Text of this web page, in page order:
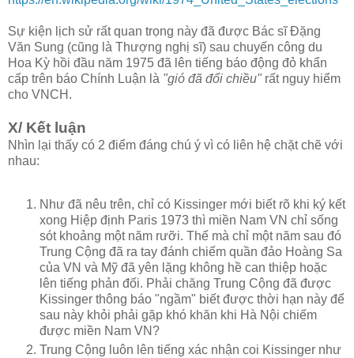
Sự kiện lịch sử rất quan trọng này đã được Bác sĩ Đặng
Văn Sung (cũng là Thượng nghị sĩ) sau chuyến công du
Hoa Kỳ hồi đầu năm 1975 đã lên tiếng báo động đỏ khẩn
cấp trên báo Chính Luận là "gió đã đổi chiều" rất nguy hiểm
cho VNCH.
X/ Kết luận
Nhìn lại thấy có 2 điểm đáng chú ý vì có liên hệ chặt chẽ với
nhau:
Như đã nêu trên, chỉ có Kissinger mới biết rõ khi ký kết
xong Hiệp định Paris 1973 thì miền Nam VN chỉ sống
sót khoảng một năm rưỡi. Thế mà chỉ một năm sau đó
Trung Cộng đã ra tay đánh chiếm quần đảo Hoàng Sa
của VN và Mỹ đã yên lặng không hề can thiệp hoặc
lên tiếng phản đối. Phải chăng Trung Cộng đã được
Kissinger thông báo "ngầm" biết được thời hạn này để
sau này khỏi phải gặp khó khăn khi Hà Nội chiếm
được miền Nam VN?
Trung Cộng luôn lên tiếng xác nhận coi Kissinger như